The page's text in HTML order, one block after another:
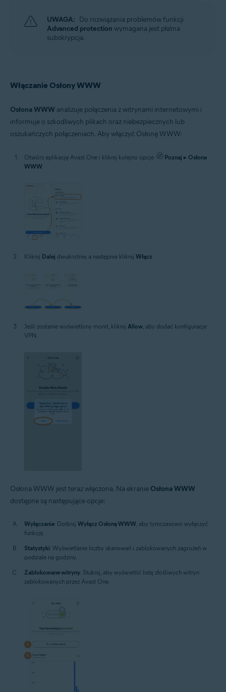
UWAGA: Do rozwiązania problemów funkcji
Advanced protection wymagana jest płatna
subskrypcja.
Włączanie Osłony WWW
Osłona WWW analizuje połączenia z witrynami internetowymi i
informuje o szkodliwych plikach oraz niebezpiecznych lub
oszukańczych połączeniach. Aby włączyć Osłonę WWW:
Otwórz aplikację Avast One i kliknij kolejno opcje Poznaj ▸ Osłona
WWW
Kliknij Dalej dwukrotnie, a następnie kliknij Włącz
Jeśli zostanie wyświetlony monit, kliknij Allow , aby dodać konfiguracje
VPN.
Osłona WWW jest teraz włączona. Na ekranie Osłona WWW
dostępne są następujące opcje:
Wyłączanie: Dotknij Wyłącz Osłonę WWW, aby tymczasowo wyłączyć
funkcję.
Statystyki: Wyświetlanie liczby skanowań i zablokowanych zagrożeń w
podziale na godziny.
Zablokowane witryny: Stuknij, aby wyświetlić listę złośliwych witryn
zablokowanych przez Avast One.